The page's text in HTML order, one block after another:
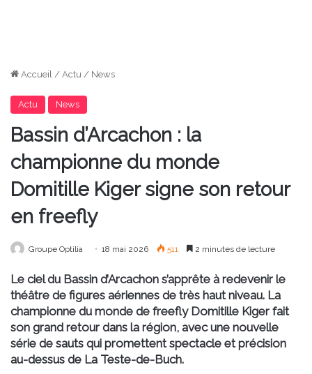
Accueil / Actu / News
Actu News
Bassin d’Arcachon : la
championne du monde
Domitille Kiger signe son retour
en freefly
Groupe Optilia 18 mai 2026 511 2 minutes de lecture
Le ciel du Bassin d’Arcachon s’apprête à redevenir le
théâtre de figures aériennes de très haut niveau. La
championne du monde de freefly Domitille Kiger fait
son grand retour dans la région, avec une nouvelle
série de sauts qui promettent spectacle et précision
au-dessus de La Teste-de-Buch.